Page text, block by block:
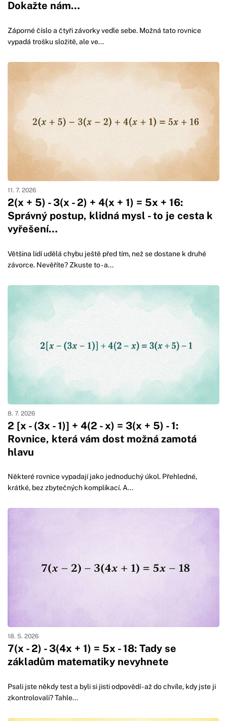
Dokažte nám…
Záporné číslo a čtyři závorky vedle sebe. Možná tato rovnice
vypadá trošku složitě, ale ve...
2(x + 5) - 3(x - 2) + 4(x + 1) = 5x + 16:
Správný postup, klidná mysl - to je cesta k
vyřešení…
11. 7. 2026
Většina lidí udělá chybu ještě před tím, než se dostane k druhé
závorce. Nevěříte? Zkuste to - a...
2 [x - (3x - 1)] + 4(2 - x) = 3(x + 5) - 1:
Rovnice, která vám dost možná zamotá
hlavu
8. 7. 2026
Některé rovnice vypadají jako jednoduchý úkol. Přehledné,
krátké, bez zbytečných komplikací. A...
7(x - 2) - 3(4x + 1) = 5x - 18: Tady se
základům matematiky nevyhnete
18. 5. 2026
Psali jste někdy test a byli si jisti odpovědí - až do chvíle, kdy jste ji
zkontrolovali? Tahle...